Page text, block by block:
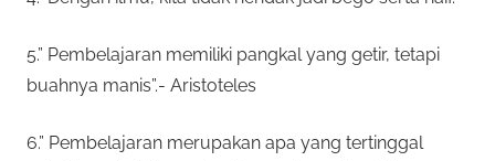
5.” Pembelajaran memiliki pangkal yang getir, tetapi
buahnya manis”.- Aristoteles
6.” Pembelajaran merupakan apa yang tertinggal